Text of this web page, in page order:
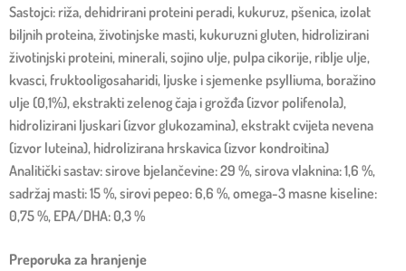
Sastojci: riža, dehidrirani proteini peradi, kukuruz, pšenica, izolat
biljnih proteina, životinjske masti, kukuruzni gluten, hidrolizirani
životinjski proteini, minerali, sojino ulje, pulpa cikorije, riblje ulje,
kvasci, fruktooligosaharidi, ljuske i sjemenke psylliuma, boražino
ulje (0,1%), ekstrakti zelenog čaja i grožđa (izvor polifenola),
hidrolizirani ljuskari (izvor glukozamina), ekstrakt cvijeta nevena
(izvor luteina), hidrolizirana hrskavica (izvor kondroitina)
Analitički sastav: sirove bjelančevine: 29 %, sirova vlaknina: 1,6 %,
sadržaj masti: 15 %, sirovi pepeo: 6,6 %, omega-3 masne kiseline:
0,75 %, EPA/DHA: 0,3 %
Preporuka za hranjenje